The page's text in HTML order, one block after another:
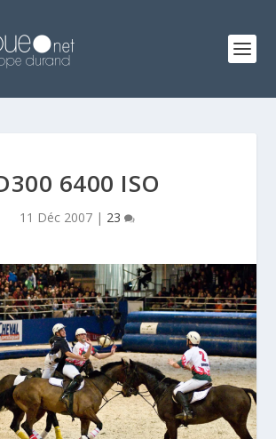
6400 ISO
11 Déc 2007 | 23